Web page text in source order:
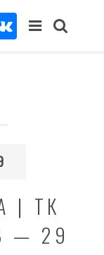
| ТК
— 29